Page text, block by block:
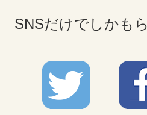
SNSだけでしかも